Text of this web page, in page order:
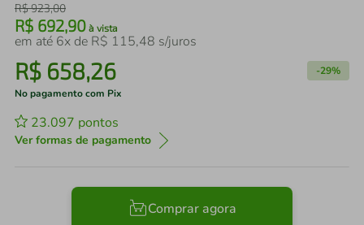
R$923,00
R$ 692,90 à vista
em até 6x de R$ 115,48 s/juros
R$ 658,26 -29%
No pagamento com Pix
23.097 pontos
Ver formas de pagamento
Comprar agora